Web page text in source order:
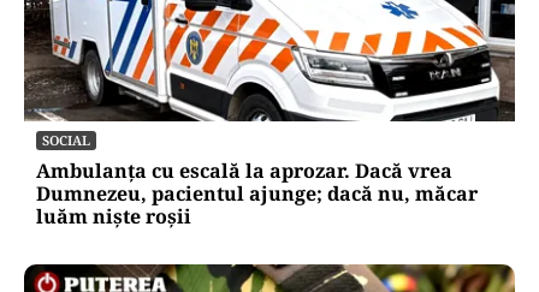
SOCIAL
Ambulanța cu escală la aprozar. Dacă vrea
Dumnezeu, pacientul ajunge; dacă nu, măcar
luăm niște roșii